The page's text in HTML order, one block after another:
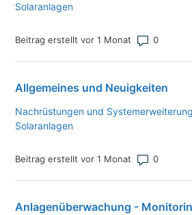
Solaranlagen
Beitrag erstellt vor 1 Monat Anzahl
Allgemeines und Neuigkeiten
Nachrüstungen und
Solaranlagen
Beitrag erstellt vor 1 Monat Anzahl
Anlagenüberwachung -